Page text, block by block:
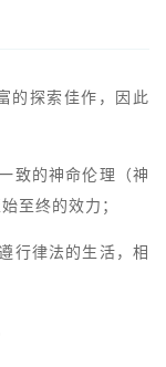
的探索佳作，因此
致的神命伦理（神
至终的效力；
行律法的生活，相